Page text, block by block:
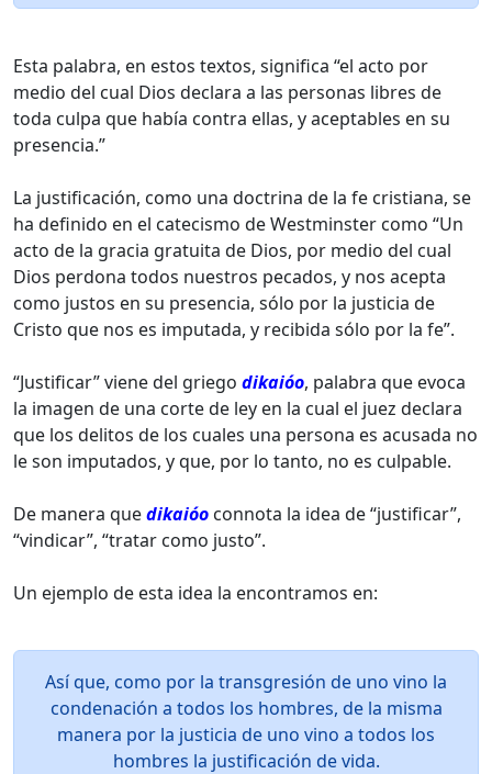
Esta palabra, en estos textos, significa “el acto por
medio del cual Dios declara a las personas libres de
toda culpa que había contra ellas, y aceptables en su
presencia.”
La justificación, como una doctrina de la fe cristiana, se
ha definido en el catecismo de Westminster como “Un
acto de la gracia gratuita de Dios, por medio del cual
Dios perdona todos nuestros pecados, y nos acepta
como justos en su presencia, sólo por la justicia de
Cristo que nos es imputada, y recibida sólo por la fe”.
“Justificar” viene del griego dikaióo, palabra que evoca
la imagen de una corte de ley en la cual el juez declara
que los delitos de los cuales una persona es acusada no
le son imputados, y que, por lo tanto, no es culpable.
De manera quedikaióo connota la idea de “justificar”,
“vindicar”, “tratar como justo”.
Un ejemplo de esta idea la encontramos en:
Así que, como por la transgresión de uno vino la
condenación a todos los hombres, de la misma
manera por la justicia de uno vino a todos los
hombres la justificación de vida.